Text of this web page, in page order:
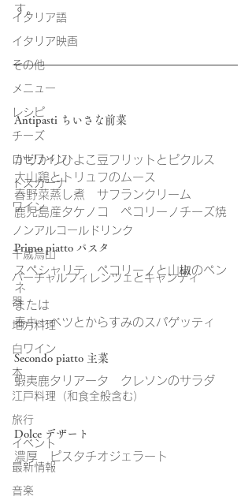
イタリア語
イタリア映画
その他
メニュー
レシピ
チーズ
ロゼワイン
トスカーナ
ワイン
ノンアルコールドリンク
千歳烏山
バーチャルフィレンツェとキャンティ
器
地方料理
白ワイン
本
江戸料理（和食全般含む）
旅行
イベント
最新情報
音楽
す。
Antipasti ちいさな前菜
かりかりひよこ豆フリットとピクルス
大山鶏とトリュフのムース
春野菜蒸し煮　サフランクリーム
鹿児島産タケノコ　ペコリーノチーズ焼
Primo piatto パスタ
スペシャリテ　ペコリーノと山椒のペン
ネ
または
春キャベツとからすみのスパゲッティ
Secondo piatto 主菜
蝦夷鹿タリアータ　クレソンのサラダ
Dolce デザート
濃厚　ピスタチオジェラート